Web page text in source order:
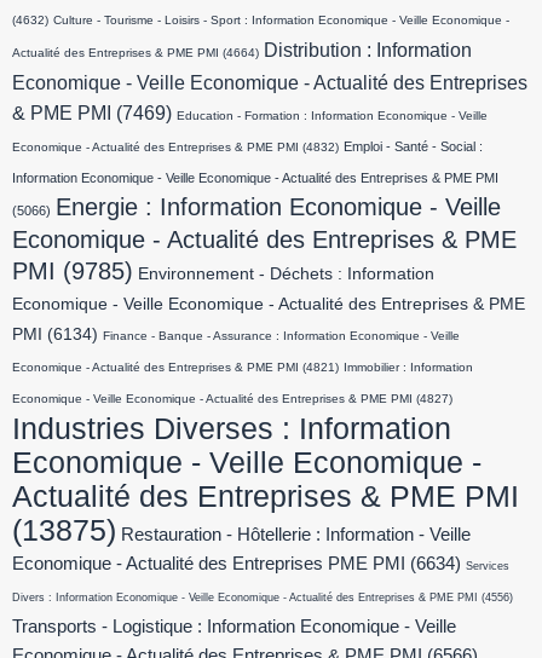
(4632) Culture - Tourisme - Loisirs - Sport : Information Economique - Veille Economique -
Actualité des Entreprises & PME PMI (4664) Distribution : Information
Economique - Veille Economique - Actualité des Entreprises
& PME PMI
(7469) Education - Formation : Information Economique - Veille
Economique - Actualité des Entreprises & PME PMI (4832) Emploi - Santé - Social :
Information Economique - Veille Economique - Actualité des Entreprises & PME PMI
(5066) Energie : Information Economique - Veille
Economique - Actualité des Entreprises & PME
PMI (9785) Environnement - Déchets : Information
Economique - Veille Economique - Actualité des Entreprises & PME
PMI
(6134) Finance - Banque - Assurance : Information Economique - Veille
Economique - Actualité des Entreprises & PME PMI (4821) Immobilier : Information
Economique - Veille Economique - Actualité des Entreprises & PME PMI (4827)
Industries Diverses : Information
Economique - Veille Economique -
Actualité des Entreprises & PME PMI
(13875) Restauration - Hôtellerie : Information - Veille
Economique - Actualité des Entreprises PME PMI
(6634) Services
Divers : Information Economique - Veille Economique - Actualité des Entreprises & PME PMI (4556)
Transports - Logistique : Information Economique - Veille